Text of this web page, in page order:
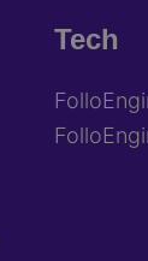
Tech